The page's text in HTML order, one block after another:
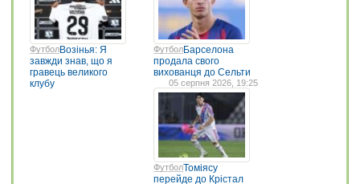
ФутболВозінья: Я
завжди знав, що я
гравець великого
клубу
ФутболБарселона
продала свого
вихованця до Сельти
05 серпня 2026, 19:25
ФутболТоміясу
перейде до Крістал